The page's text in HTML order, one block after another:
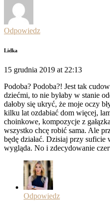
Odpowiedz
Lidka
15 grudnia 2019 at 22:13
Podoba? Podoba?! Jest tak
dziećmi, to nie byłaby w stanie
dałoby się ukryć, że moje oczy
kilku lat ozdabiać dom więcej,
choinkowe, kompozycje z
wszystko chcę robić sama. Ale
będę działać. Dzisiaj przy
wygląda. No i zdecydowanie
Odpowiedz